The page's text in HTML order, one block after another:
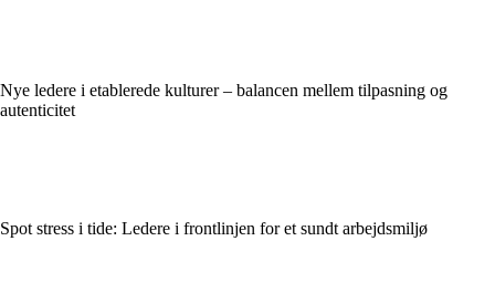
Nye ledere i etablerede kulturer – balancen mellem tilpasning og
autenticitet
Spot stress i tide: Ledere i frontlinjen for et sundt arbejdsmiljø